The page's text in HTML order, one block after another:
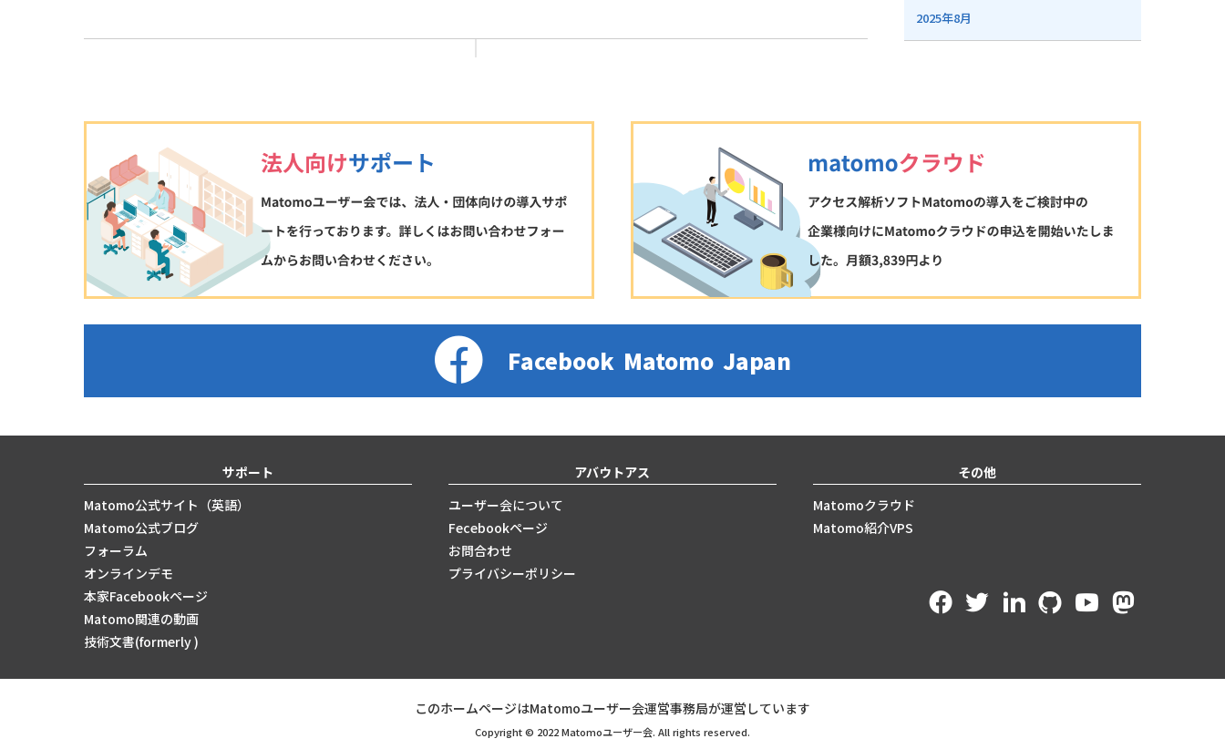
2025年8月
Facebook Matomo Japan
サポート
Matomo公式サイト（英語）
Matomo公式ブログ
フォーラム
オンラインデモ
本家Facebookページ
Matomo関連の動画
技術文書(formerly )
アバウトアス
ユーザー会について
Fecebookページ
お問合わせ
プライバシーポリシー
その他
Matomoクラウド
Matomo紹介VPS
このホームページはMatomoユーザー会運営事務局が運営しています
Copyright © 2022 Matomoユーザー会. All rights reserved.